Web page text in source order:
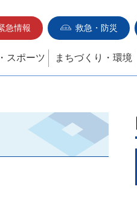
急情報 救急・防災
スポーツ まちづくり・環境